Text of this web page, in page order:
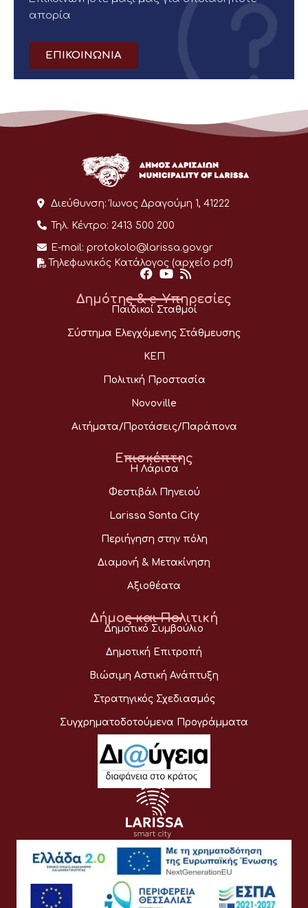
απορία
ΕΠΙΚΟΙΝΩΝΙΑ
Διεύθυνση: Ίωνος Δραγούμη 1, 41222
Τηλ. Κέντρο: 2413 500 200
E-mail: protokolo@larissa.gov.gr
Τηλεφωνικός Κατάλογος (αρχείο pdf)
Δημότης & e-Υπηρεσίες
Παιδικοί Σταθμοί
Σύστημα Ελεγχόμενης Στάθμευσης
ΚΕΠ
Πολιτική Προστασία
Novoville
Αιτήματα/Προτάσεις/Παράπονα
Επισκέπτης
Η Λάρισα
Φεστιβάλ Πηνειού
Larissa Santa City
Περιήγηση στην πόλη
Διαμονή & Μετακίνηση
Αξιοθέατα
Δήμος και Πολιτική
Δημοτικό Συμβούλιο
Δημοτική Επιτροπή
Βιώσιμη Αστική Ανάπτυξη
Στρατηγικός Σχεδιασμός
Συγχρηματοδοτούμενα Προγράμματα